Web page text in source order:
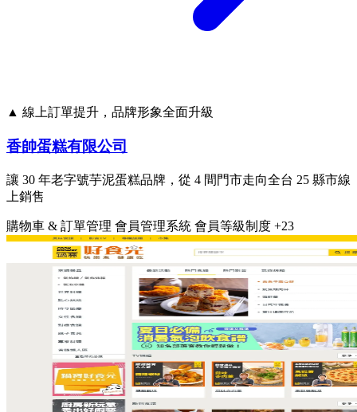
▲ 線上訂單提升，品牌形象全面升級
香帥蛋糕有限公司
讓 30 年老字號芋泥蛋糕品牌，從 4 間門市走向全台 25 縣市線
上銷售
購物車 & 訂單管理 會員管理系統 會員等級制度 +23